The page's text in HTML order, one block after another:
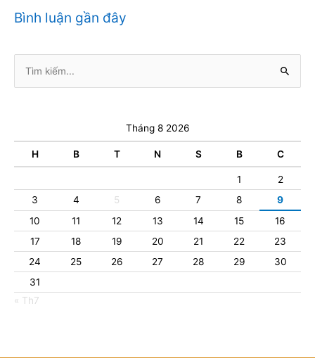
Bình luận gần đây
kiếm:
Tháng 8 2026
H B T N S B C
1
2
3
4 5 6 7 8
9
10
11 12 13 14 15
16
17
18 19 20 21 22
23
24
25 26 27 28 29
30
31
« Th7